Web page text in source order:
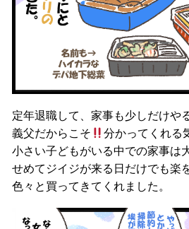
定年退職して、家事も少しだけや
義父だからこそ
分かってくれる
小さい子どもがいる中での家事は
せめてジイジが来る日だけでも楽
色々と買ってきてくれました。